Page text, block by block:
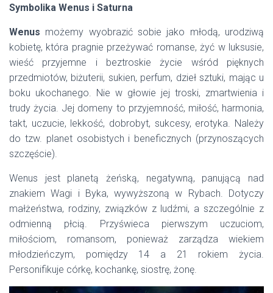
Symbolika Wenus i Saturna
Wenus możemy wyobrazić sobie jako młodą, urodziwą
kobietę, która pragnie przeżywać romanse, żyć w luksusie,
wieść przyjemne i beztroskie życie wśród pięknych
przedmiotów, biżuterii, sukien, perfum, dzieł sztuki, mając u
boku ukochanego. Nie w głowie jej troski, zmartwienia i
trudy życia. Jej domeny to przyjemność, miłość, harmonia,
takt, uczucie, lekkość, dobrobyt, sukcesy, erotyka. Należy
do tzw. planet osobistych i beneficznych (przynoszących
szczęście).
Wenus jest planetą żeńską, negatywną, panującą nad
znakiem Wagi i Byka, wywyższoną w Rybach. Dotyczy
małżeństwa, rodziny, związków z ludźmi, a szczególnie z
odmienną płcią. Przyświeca pierwszym uczuciom,
miłościom, romansom, ponieważ zarządza wiekiem
młodzieńczym, pomiędzy 14 a 21 rokiem życia.
Personifikuje córkę, kochankę, siostrę, żonę.